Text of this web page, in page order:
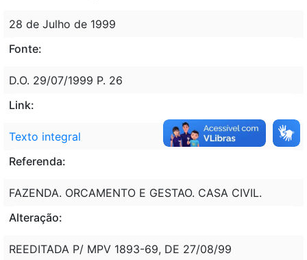
28 de Julho de 1999
Fonte:
D.O. 29/07/1999 P. 26
Link:
Texto integral
Referenda:
FAZENDA. ORCAMENTO E GESTAO. CASA CIVIL.
Alteração:
REEDITADA P/ MPV 1893-69, DE 27/08/99